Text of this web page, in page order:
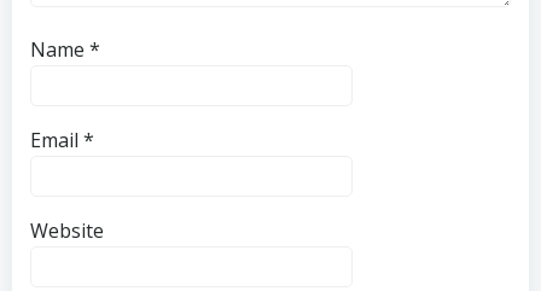
Name *
Email *
Website